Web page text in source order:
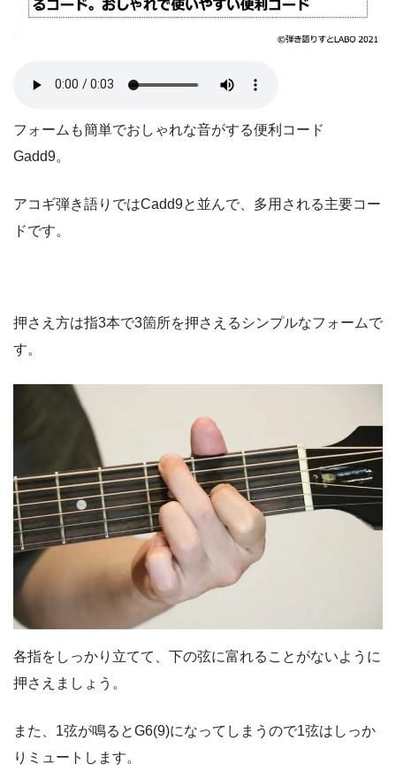
フォームも簡単でおしゃれな音がする便利コード
Gadd9。
アコギ弾き語りではCadd9と並んで、多用される主要コー
ドです。
押さえ方は指3本で3箇所を押さえるシンプルなフォームで
す。
各指をしっかり立てて、下の弦に富れることがないように
押さえましょう。
また、1弦が鳴るとG6(9)になってしまうので1弦はしっか
りミュートします。